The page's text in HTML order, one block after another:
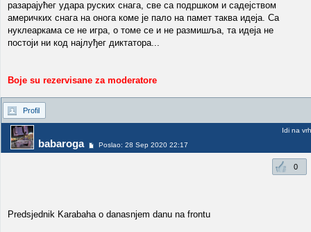
разарајућег удара руских снага, све са подршком и садејством
америчких снага на онога коме је пало на памет таква идеја. Са
нуклеаркама се не игра, о томе се и не размишља, та идеја не
постоји ни код најлуђег диктатора...
Boje su rezervisane za moderatore
Profil
babaroga Poslao: 28 Sep 2020 22:17
Idi na vrh
0
Predsjednik Karabaha o danasnjem danu na frontu